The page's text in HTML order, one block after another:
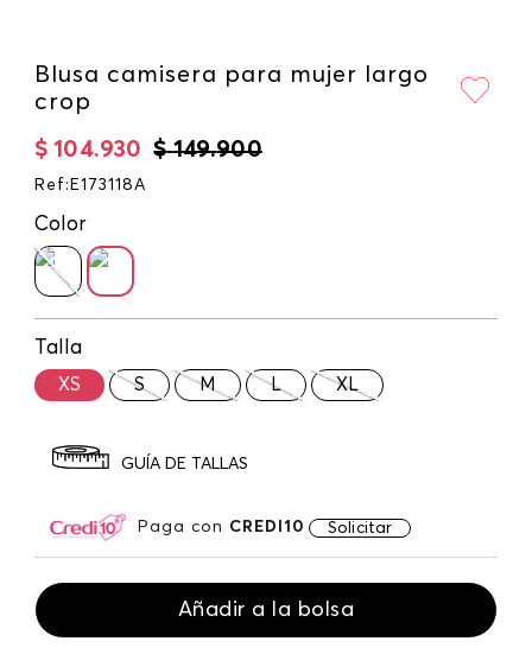
Blusa camisera para mujer largo
crop
$ 149.900
$ 104.930
Ref : E173118A
Color
Talla
XS S M L XL
GUÍA DE TALLAS
Paga con CREDI10 Solicitar
Añadir a la bolsa